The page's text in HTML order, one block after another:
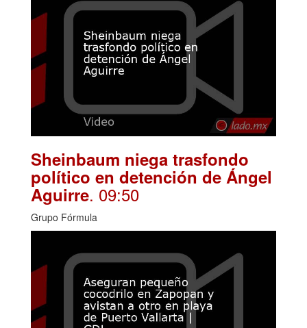
Sheinbaum niega trasfondo
político en detención de Ángel
Aguirre. 09:50
Grupo Fórmula